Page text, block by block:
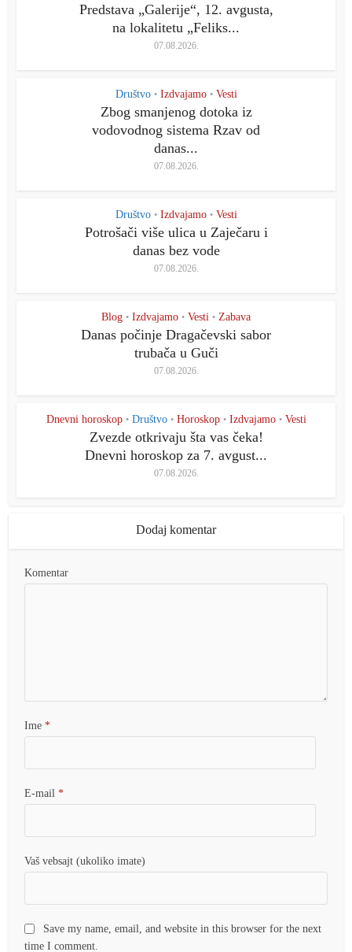
Predstava „Galerije“, 12. avgusta,
na lokalitetu „Feliks...
07.08.2026.
Društvo • Izdvajamo • Vesti
Zbog smanjenog dotoka iz
vodovodnog sistema Rzav od
danas...
07.08.2026.
Društvo • Izdvajamo • Vesti
Potrošači više ulica u Zaječaru i
danas bez vode
07.08.2026.
Blog • Izdvajamo • Vesti • Zabava
Danas počinje Dragačevski sabor
trubača u Guči
07.08.2026.
Dnevni horoskop • Društvo • Horoskop • Izdvajamo • Vesti
Zvezde otkrivaju šta vas čeka!
Dnevni horoskop za 7. avgust...
07.08.2026.
Dodaj komentar
Komentar
Ime*
E-mail*
Vaš vebsajt (ukoliko imate)
Save my name, email, and website in this browser for the next
time I comment.